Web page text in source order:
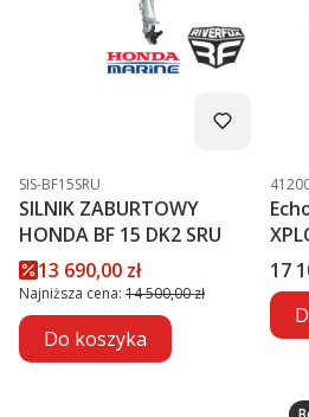
Kod produktu
SIS-BF15SRU
SILNIK ZABURTOWY
HONDA BF 15 DK2 SRU
Cena promocyjna
13 690,00 zł
Najniższa cena: 14 500,00 zł
Do koszyka
Kod
17